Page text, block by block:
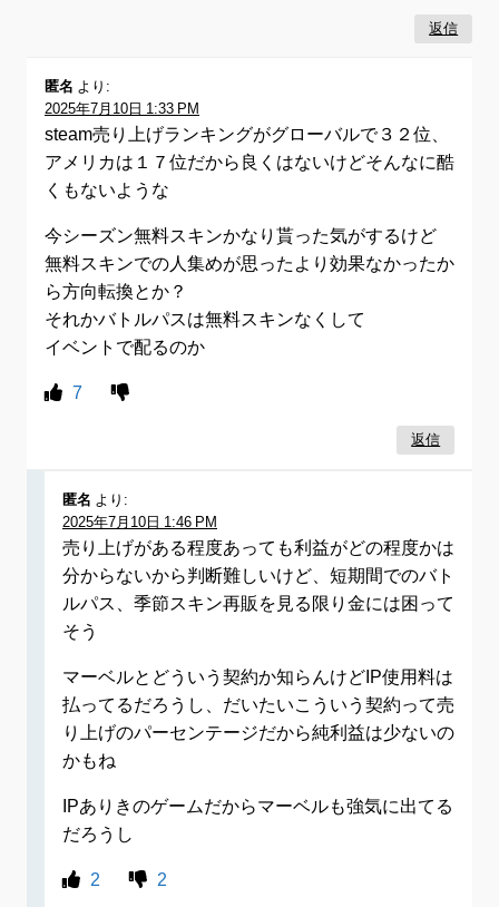
返信
匿名 より:
2025年7月10日 1:33 PM
steam売り上げランキングがグローバルで３２位、
アメリカは１７位だから良くはないけどそんなに酷
くもないような
今シーズン無料スキンかなり貰った気がするけど
無料スキンでの人集めが思ったより効果なかったか
ら方向転換とか？
それかバトルパスは無料スキンなくして
イベントで配るのか
7
返信
匿名 より:
2025年7月10日 1:46 PM
売り上げがある程度あっても利益がどの程度かは
分からないから判断難しいけど、短期間でのバト
ルパス、季節スキン再販を見る限り金には困って
そう
マーベルとどういう契約か知らんけどIP使用料は
払ってるだろうし、だいたいこういう契約って売
り上げのパーセンテージだから純利益は少ないの
かもね
IPありきのゲームだからマーベルも強気に出てる
だろうし
2 2